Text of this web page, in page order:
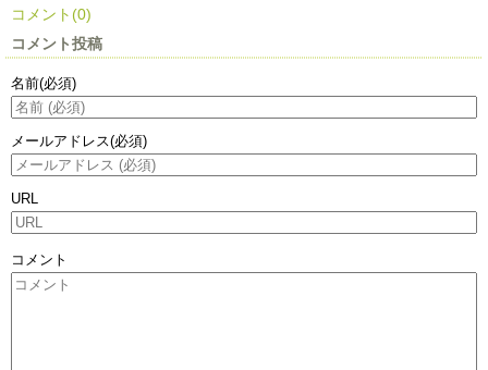
コメント(0)
コメント投稿
名前(必須)
メールアドレス(必須)
URL
コメント